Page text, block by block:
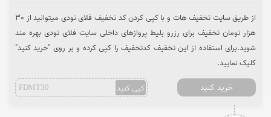
از طریق سایت تخفیف هات و با کپی کردن کد تخفیف فلای تودی میتوانید از 30
هزار تومان تخفیف برای رزرو بلیط پروازهای داخلی سایت فلای تودی بهره مند
شوید.برای استفاده از این تخفیف کدتخفیف را کپی کرده و بر روی "خرید کنید"
کلیک نمایید.
خرید کنید کپی کنید FDMT30